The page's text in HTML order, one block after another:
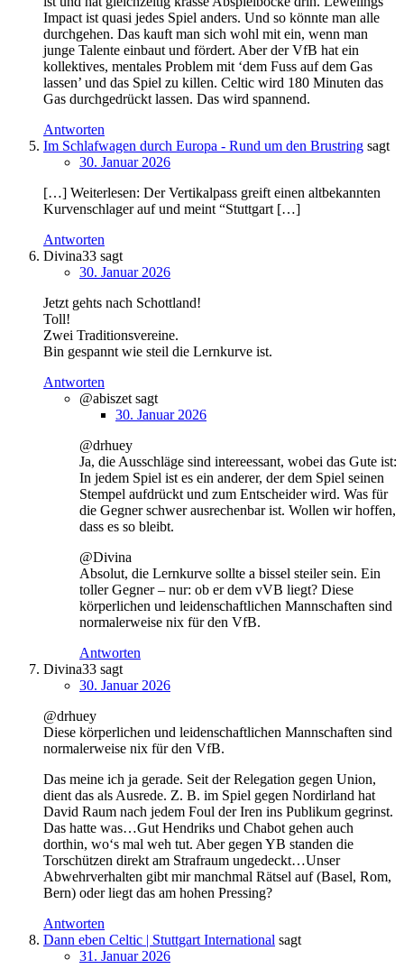
Impact ist quasi jedes Spiel anders. Und so könnte man alle
durchgehen. Das kauft man sich wohl mit ein, wenn man
junge Talente einbaut und fördert. Aber der VfB hat ein
kollektives, mentales Problem mit ‘dem Fuss auf dem Gas
lassen’ und das Spiel zu killen. Celtic wird 180 Minuten das
Gas durchgedrückt lassen. Das wird spannend.
Antworten
Im Schlafwagen durch Europa - Rund um den Brustring sagt
30. Januar 2026
[…] Wei­ter­le­sen: Der Ver­ti­kal­pass greift einen alt­be­kann­ten
Kur­ven­schla­ger auf und meint “Stutt­gart […]
Antworten
Divina33 sagt
30. Januar 2026
Jetzt gehts nach Schottland!
Toll!
Zwei Traditionsvereine.
Bin gespannt wie steil die Lernkurve ist.
Antworten
@abiszet sagt
30. Januar 2026
@drhuey
Ja, die Ausschläge sind intereessant, wobei das Gute ist:
In jedem Spiel ist es ein anderer, der dem Spiel seinen
Stempel aufdrückt und zum Entscheider wird. Was für
die Gegner schwer ausrechenbar ist. Wollen wir hoffen,
dass es so bleibt.
@Divina
Absolut, die Lernkurve sollte a bissel steiler sein. Ein
toller Gegner – nur: ob er dem vVB liegt? Diese
körperlichen und leidenschaftlichen Mannschaften sind
normalerweise nix für den VfB.
Antworten
Divina33 sagt
30. Januar 2026
@drhuey
Diese körperlichen und leidenschaftlichen Mannschaften sind
normalerweise nix für den VfB.
Das meine ich ja gerade. Seit der Relegation gegen Union,
dient das als Ausrede. Z. B. im Spiel gegen Nordirland hat
David Raum nach jedem Foul der Iren ins Publikum gegrinst.
Das hatte was…Gut Hendriks und Chabot gehen auch
dorthin, wo‘s mal weh tut. Aber gegen YB standen die
Torschützen direkt am Strafraum ungedeckt…Unser
Abwehrverhalten gibt mir manchmal Rätsel auf (Basel, Rom,
Bern) oder liegt das am hohen Pressing?
Antworten
Dann eben Celtic | Stuttgart International sagt
31. Januar 2026